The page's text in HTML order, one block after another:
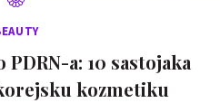
a: 10 sastojaka
kozmetiku